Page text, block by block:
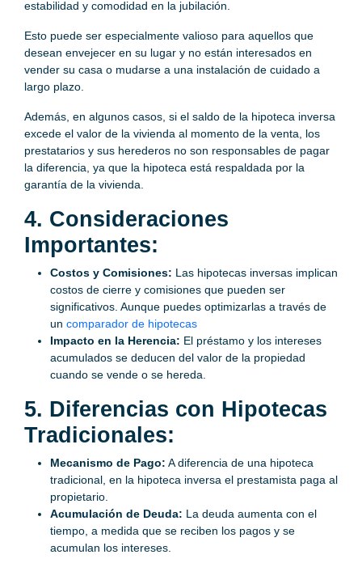
estabilidad y comodidad en la jubilación.
Esto puede ser especialmente valioso para aquellos que
desean envejecer en su lugar y no están interesados ​​en
vender su casa o mudarse a una instalación de cuidado a
largo plazo.
Además, en algunos casos, si el saldo de la hipoteca inversa
excede el valor de la vivienda al momento de la venta, los
prestatarios y sus herederos no son responsables de pagar
la diferencia, ya que la hipoteca está respaldada por la
garantía de la vivienda.
4. Consideraciones
Importantes:
Costos y Comisiones: Las hipotecas inversas implican
costos de cierre y comisiones que pueden ser
significativos. Aunque puedes optimizarlas a través de
un comparador de hipotecas
Impacto en la Herencia: El préstamo y los intereses
acumulados se deducen del valor de la propiedad
cuando se vende o se hereda.
5. Diferencias con Hipotecas
Tradicionales:
Mecanismo de Pago: A diferencia de una hipoteca
tradicional, en la hipoteca inversa el prestamista paga al
propietario.
Acumulación de Deuda: La deuda aumenta con el
tiempo, a medida que se reciben los pagos y se
acumulan los intereses.